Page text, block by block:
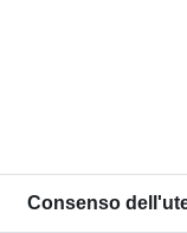
Consenso